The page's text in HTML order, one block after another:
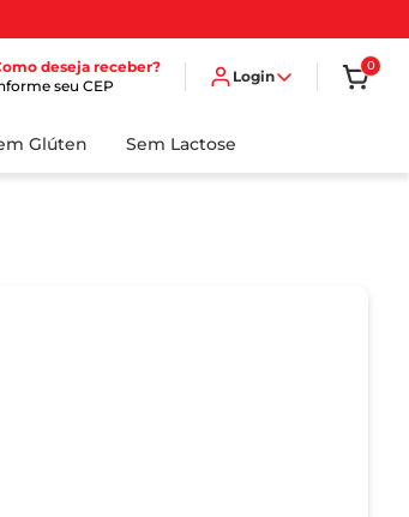
deseja receber?
seu CEP
Login
0
Glúten Sem Lactose